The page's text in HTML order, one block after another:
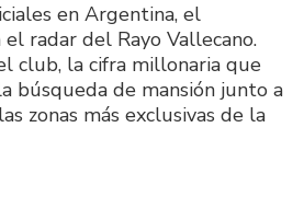
en Argentina, el
radar del Rayo Vallecano.
club, la cifra millonaria que
búsqueda de mansión junto a
zonas más exclusivas de la